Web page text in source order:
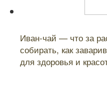
Иван-чай — что за
собирать, как
для здоровья и